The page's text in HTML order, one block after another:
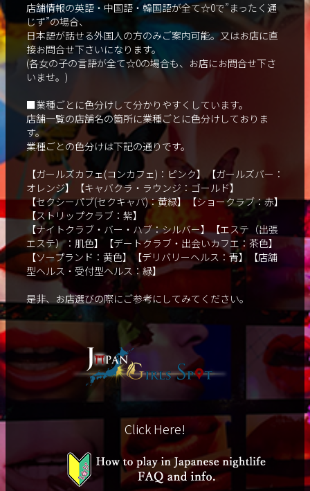
店舗情報の英語・中国語・韓国語が全て☆0で”まったく通
じず”の場合、
日本語が話せる外国人の方のみご案内可能。又はお店に直
接お問合せ下さいになります。
(各女の子の言語が全て☆0の場合も、お店にお問合せ下さ
いませ。)
■業種ごとに色分けして分かりやすくしています。
店舗一覧の店舗名の箇所に業種ごとに色分けしておりま
す。
業種ごとの色分けは下記の通りです。
【ガールズカフェ(コンカフェ)：ピンク】【ガールズバー：
オレンジ】【キャバクラ・ラウンジ：ゴールド】
【セクシーパブ(セクキャバ)：黄緑】【ショークラブ：赤】
【ストリップクラブ：紫】
【ナイトクラブ・バー・ハブ：シルバー】【エステ（出張
エステ）：肌色】【デートクラブ・出会いカフエ：茶色】
【ソープランド：黄色】【デリバリーヘルス：青】【店舗
型ヘルス・受付型ヘルス：緑】
是非、お店選びの際にご参考にしてみてください。
Click Here!